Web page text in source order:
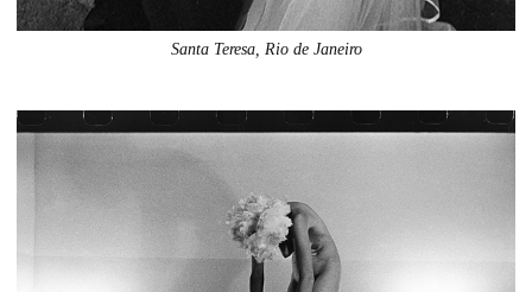
Santa Teresa, Rio de Janeiro